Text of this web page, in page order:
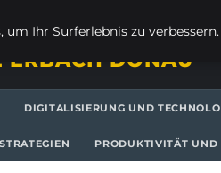
ERBACH DONAU
DIGITALISIERUNG UND
PRODUKTIVITÄT UND
um Ihr Surferlebnis zu